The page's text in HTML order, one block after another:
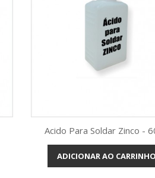
Vista rápida
Acido Para Soldar Zinco -
ADICIONAR AO CARRINHO